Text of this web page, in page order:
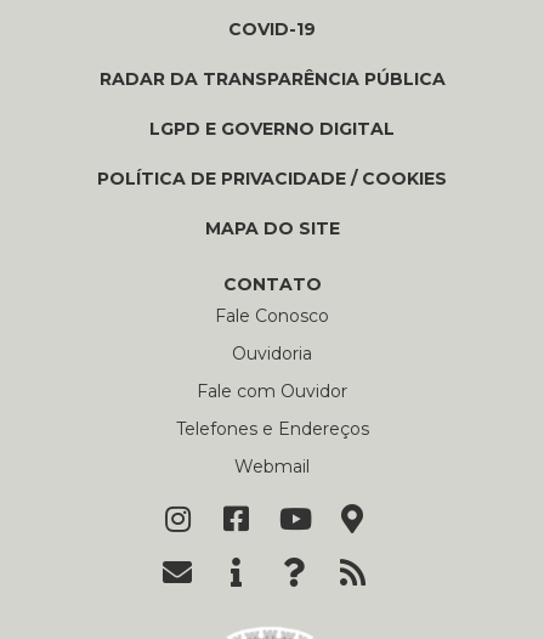
COVID-19
RADAR DA TRANSPARÊNCIA PÚBLICA
LGPD E GOVERNO DIGITAL
POLÍTICA DE PRIVACIDADE / COOKIES
MAPA DO SITE
CONTATO
Fale Conosco
Ouvidoria
Fale com Ouvidor
Telefones e Endereços
Webmail